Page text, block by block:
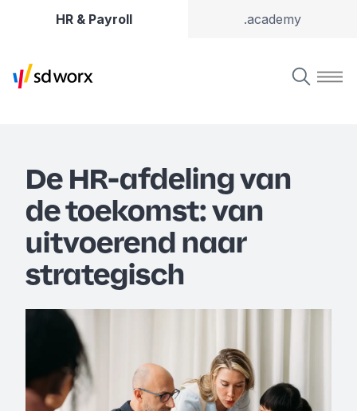
HR & Payroll .academy
De HR-afdeling van
de toekomst: van
uitvoerend naar
strategisch